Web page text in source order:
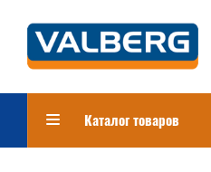
Каталог товаров